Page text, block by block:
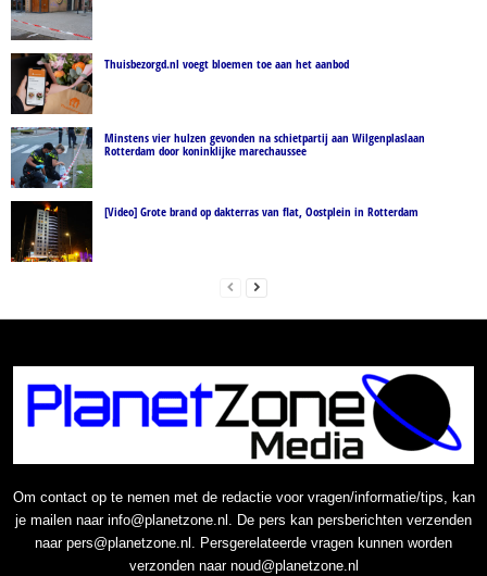
Thuisbezorgd.nl voegt bloemen toe aan het aanbod
Minstens vier hulzen gevonden na schietpartij aan Wilgenplaslaan
Rotterdam door koninklijke marechaussee
[Video] Grote brand op dakterras van flat, Oostplein in Rotterdam
Om contact op te nemen met de redactie voor vragen/informatie/tips, kan
je mailen naar info@planetzone.nl. De pers kan persberichten verzenden
naar pers@planetzone.nl. Persgerelateerde vragen kunnen worden
verzonden naar noud@planetzone.nl